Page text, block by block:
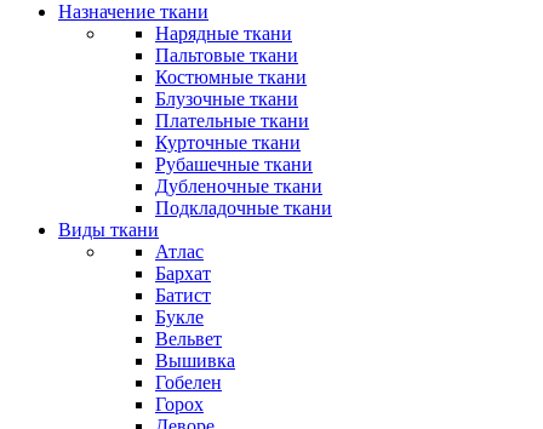
Назначение ткани
Нарядные ткани
Пальтовые ткани
Костюмные ткани
Блузочные ткани
Плательные ткани
Курточные ткани
Рубашечные ткани
Дубленочные ткани
Подкладочные ткани
Виды ткани
Атлас
Бархат
Батист
Букле
Вельвет
Вышивка
Гобелен
Горох